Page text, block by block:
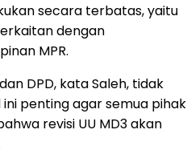
secara terbatas, yaitu
dengan
MPR.
DPD, kata Saleh, tidak
penting agar semua pihak
revisi UU MD3 akan